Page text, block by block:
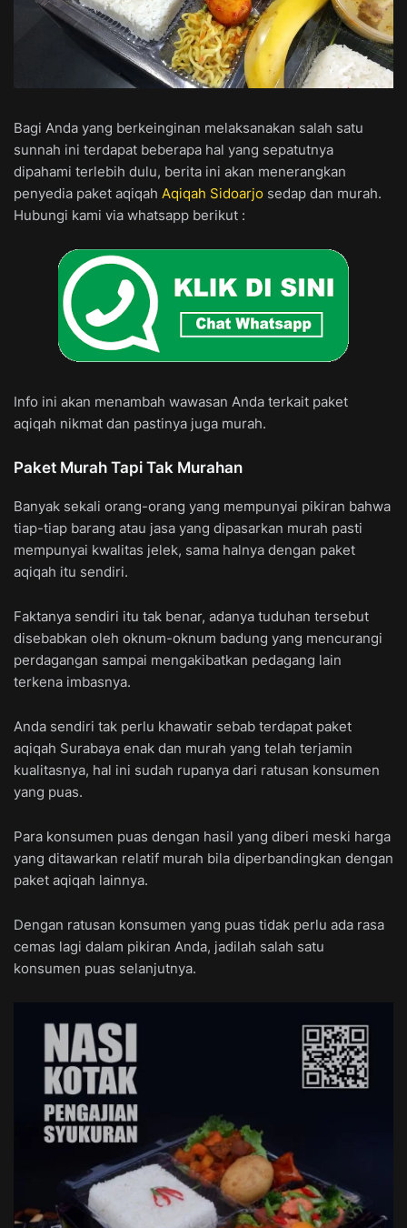
Bagi Anda yang berkeinginan melaksanakan salah satu
sunnah ini terdapat beberapa hal yang sepatutnya
dipahami terlebih dulu, berita ini akan menerangkan
penyedia paket aqiqah Aqiqah Sidoarjo sedap dan murah.
Hubungi kami via whatsapp berikut :
Info ini akan menambah wawasan Anda terkait paket
aqiqah nikmat dan pastinya juga murah.
Paket Murah Tapi Tak Murahan
Banyak sekali orang-orang yang mempunyai pikiran bahwa
tiap-tiap barang atau jasa yang dipasarkan murah pasti
mempunyai kwalitas jelek, sama halnya dengan paket
aqiqah itu sendiri.
Faktanya sendiri itu tak benar, adanya tuduhan tersebut
disebabkan oleh oknum-oknum badung yang mencurangi
perdagangan sampai mengakibatkan pedagang lain
terkena imbasnya.
Anda sendiri tak perlu khawatir sebab terdapat paket
aqiqah Surabaya enak dan murah yang telah terjamin
kualitasnya, hal ini sudah rupanya dari ratusan konsumen
yang puas.
Para konsumen puas dengan hasil yang diberi meski harga
yang ditawarkan relatif murah bila diperbandingkan dengan
paket aqiqah lainnya.
Dengan ratusan konsumen yang puas tidak perlu ada rasa
cemas lagi dalam pikiran Anda, jadilah salah satu
konsumen puas selanjutnya.